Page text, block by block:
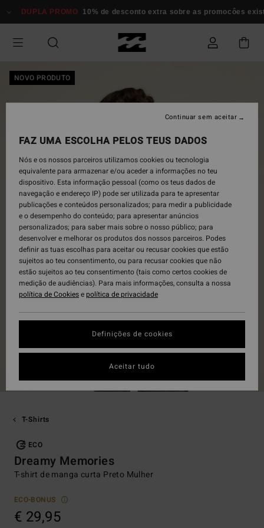
para
informação
DUPLA PROMO 10% de desconto extra sobre as promocôes
NOVO PRODUTO
T-Shirts
ECO
Dreamy Memories
T-shirt de manga curta Preto Mulher
ECO-BONUS
€ 29,95
FAZ UMA ESCOLHA PELOS TEUS DADOS
Nós e os nossos parceiros utilizamos cookies ou tecnologia
equivalente para armazenar e/ou aceder a informações no teu
dispositivo. Esta informação pessoal (como os teus dados de
navegação e endereço IP) pode ser utilizada para te apresentar
publicações e conteúdos personalizados; para medir a publicidade
e o desempenho do conteúdo; para apresentar anúncios
personalizados; para saber mais sobre o nosso público; para
desenvolver e melhorar os produtos dos nossos parceiros. Podes
definir as tuas escolhas para aceitar ou recusar cookies que estão
sujeitos ao teu consentimento, ou para recusar cookies que não
estão sujeitos ao teu consentimento (tais como certos cookies de
medição de audiências). Para mais informações, consulta a nossa
política de Cookiesepolítica de privacidade
Definições de cookies
Continuar sem aceitar
Aceitar tudo